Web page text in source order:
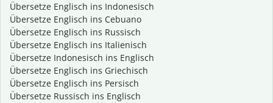
Übersetze Englisch ins Indonesisch
Übersetze Englisch ins Cebuano
Übersetze Englisch ins Russisch
Übersetze Englisch ins Italienisch
Übersetze Indonesisch ins Englisch
Übersetze Englisch ins Griechisch
Übersetze Englisch ins Persisch
Übersetze Russisch ins Englisch